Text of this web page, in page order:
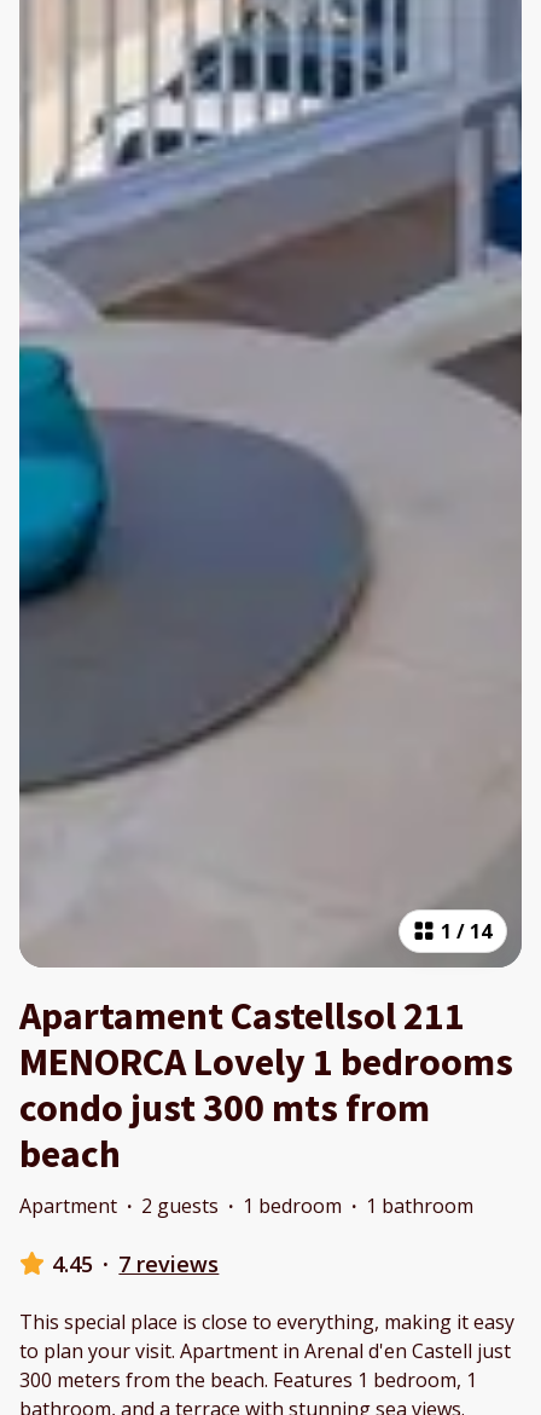
1 / 14
Apartament Castellsol 211
MENORCA Lovely 1 bedrooms
condo just 300 mts from
beach
Apartment · 2 guests · 1 bedroom · 1 bathroom
4.45 · 7 reviews
This special place is close to everything, making it easy
to plan your visit. Apartment in Arenal d'en Castell just
300 meters from the beach. Features 1 bedroom, 1
bathroom, and a terrace with stunning sea views.